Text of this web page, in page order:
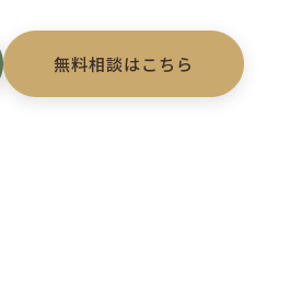
無料相談はこちら